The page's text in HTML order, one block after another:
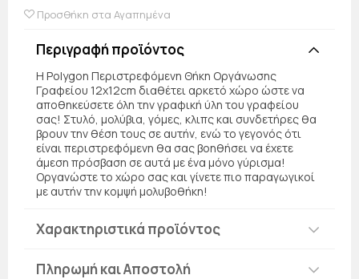
Προσθήκη στα Αγαπημένα
Περιγραφή προϊόντος
Η Polygon Περιστρεφόμενη Θήκη Οργάνωσης
Γραφείου 12x12cm διαθέτει αρκετό χώρο ώστε να
αποθηκεύσετε όλη την γραφική ύλη του γραφείου
σας! Στυλό, μολύβια, γόμες, κλιπς και συνδετήρες θα
βρουν την θέση τους σε αυτήν, ενώ το γεγονός ότι
είναι περιστρεφόμενη θα σας βοηθήσει να έχετε
άμεση πρόσβαση σε αυτά με ένα μόνο γύρισμα!
Οργανώστε το χώρο σας και γίνετε πιο παραγωγικοί
με αυτήν την κομψή μολυβοθήκη!
Χαρακτηριστικά προϊόντος
Πληρωμή και Αποστολή